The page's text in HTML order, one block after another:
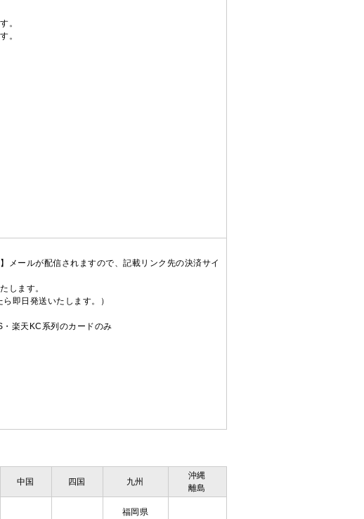
。
。
メールが配信されますので、記載リンク先の決済サイ
します。
即日発送いたします。）
楽天KC系列のカードのみ
中国 四国 九州
沖縄
離島
福岡県